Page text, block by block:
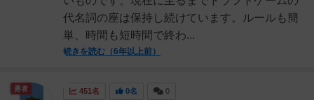
代名詞の座は保持し続けています。ルールも簡
単、時間も短時間で終わ...
続きを読む（6年以上前）
451名 0名 0
勇者